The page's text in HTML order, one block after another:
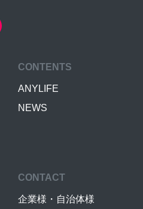
CONTENTS
ANYLIFE
NEWS
CONTACT
企業様・自治体様